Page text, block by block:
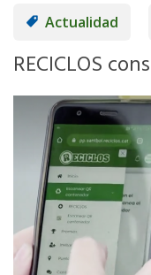
Actualidad
RECICLOS